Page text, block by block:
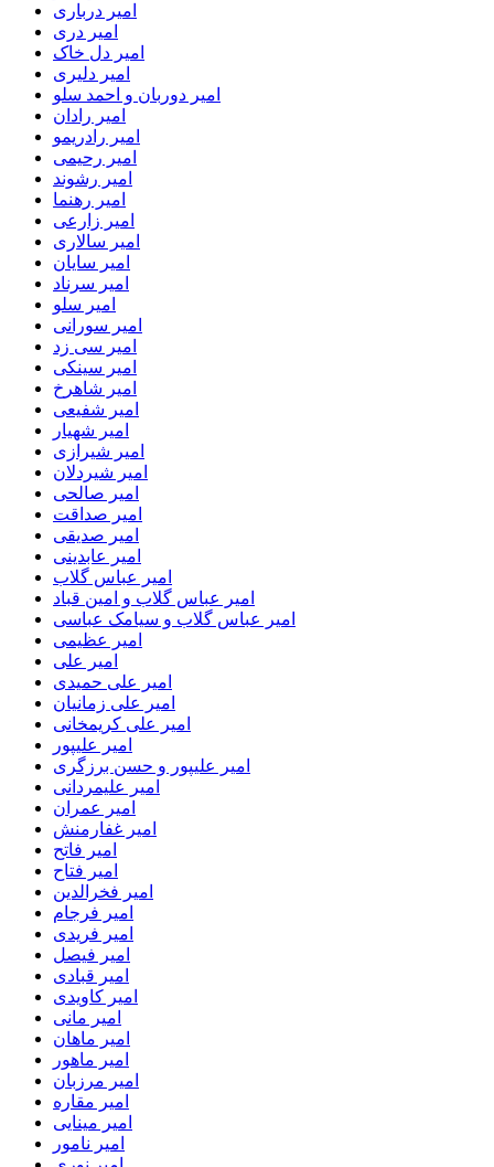
امیر درباری
امیر دری
امیر دل خاک
امیر دلیری
امیر دوربان و احمد سلو
امیر رادان
امیر رادریمو
امیر رحیمی
امیر رشوند
امیر رهنما
امیر زارعی
امیر سالاری
امیر سایان
امیر سرناد
امیر سلو
امیر سورانی
امیر سی زد
امیر سینکی
امیر شاهرخ
امیر شفیعی
امیر شهیار
امیر شیرازی
امیر شیردلان
امیر صالحی
امیر صداقت
امیر صدیقی
امیر عابدینی
امیر عباس گلاب
امیر عباس گلاب و امین قباد
امیر عباس گلاب و سیامک عباسی
امیر عظیمی
امیر علی
امیر علی حمیدی
امیر علی زمانیان
امیر علی کریمخانی
امیر علیپور
امیر علیپور و حسن برزگری
امیر علیمردانی
امیر عمران
امیر غفارمنش
امیر فاتح
امیر فتاح
امیر فخرالدین
امیر فرجام
امیر فریدی
امیر فیصل
امیر قبادی
امیر کاویدی
امیر مانی
امیر ماهان
امیر ماهور
امیر مرزبان
امیر مقاره
امیر مینایی
امیر نامور